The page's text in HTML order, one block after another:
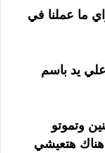
ما عملنا في
يد باسم
وتموتو
هتعيشي